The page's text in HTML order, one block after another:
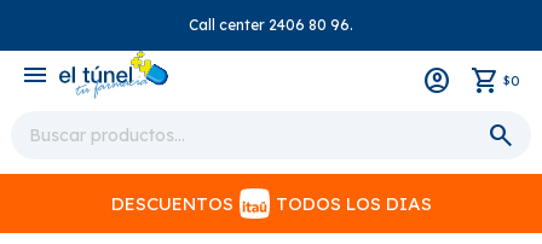
Call center 2406 80 96.
menu $0
DESCUENTOS TODOS LOS DIAS
close